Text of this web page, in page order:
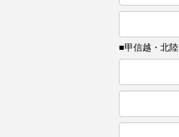
■甲信越・北陸